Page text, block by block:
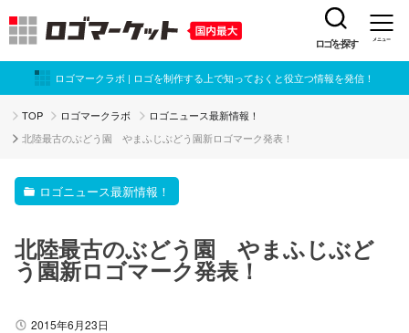
ロゴを探す メニュー
ロゴマークラボ | ロゴを制作する上で知っておくと役立つ情報を発信！
TOP ロゴマークラボ ロゴニュース最新情報！
北陸最古のぶどう園 やまふじぶどう園新ロゴマーク発表！
ロゴニュース最新情報！
北陸最古のぶどう園 やまふじぶど
う園新ロゴマーク発表！
2015年6月23日